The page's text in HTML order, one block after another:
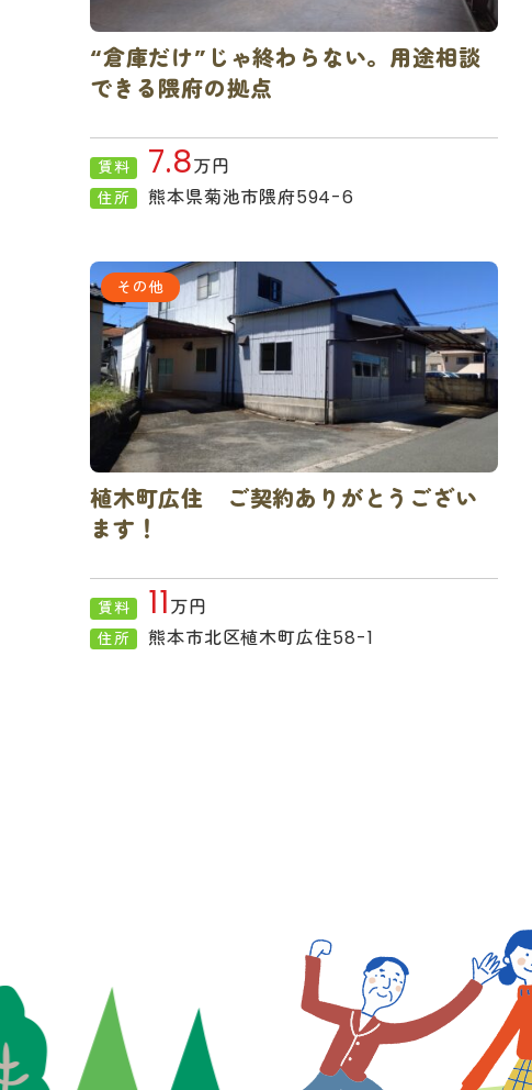
“倉庫だけ”じゃ終わらない。用途相談
できる隈府の拠点
賃料 7.8万円
住所 熊本県菊池市隈府594-6
その他
植木町広住 ご契約ありがとうござい
ます！
賃料 11万円
住所 熊本市北区植木町広住58-1